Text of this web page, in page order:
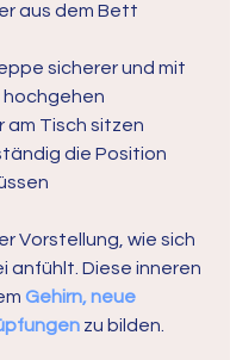
aus dem Bett
sicherer und mit
hochgehen
am Tisch sitzen
die Position
Vorstellung, wie sich
anfühlt. Diese inneren
Gehirn, neue
zu bilden.